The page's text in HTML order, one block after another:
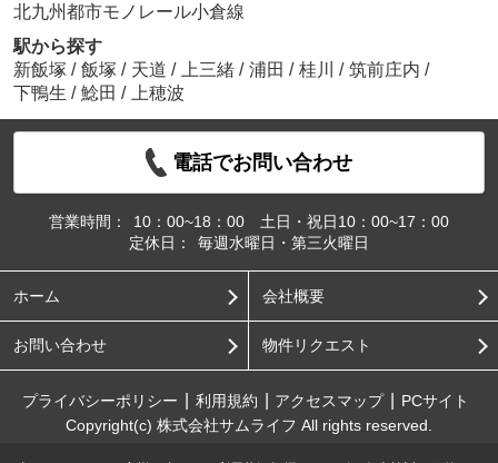
北九州都市モノレール小倉線
駅から探す
新飯塚 / 飯塚 / 天道 / 上三緒 / 浦田 / 桂川 / 筑前庄内 /
下鴨生 / 鯰田 / 上穂波
電話でお問い合わせ
営業時間：
10：00~18：00 土日・祝日10：00~17：00
定休日：
毎週水曜日・第三火曜日
ホーム 会社概要
お問い合わせ 物件リクエスト
プライバシーポリシー 利用規約 アクセスマップ
PCサイト
Copyright(c) 株式会社サムライフ All rights reserved.